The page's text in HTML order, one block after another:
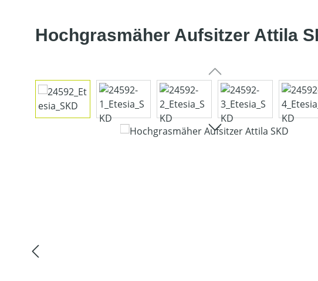
Hochgrasmäher Aufsitzer Attila
Bildergalerie überspringen